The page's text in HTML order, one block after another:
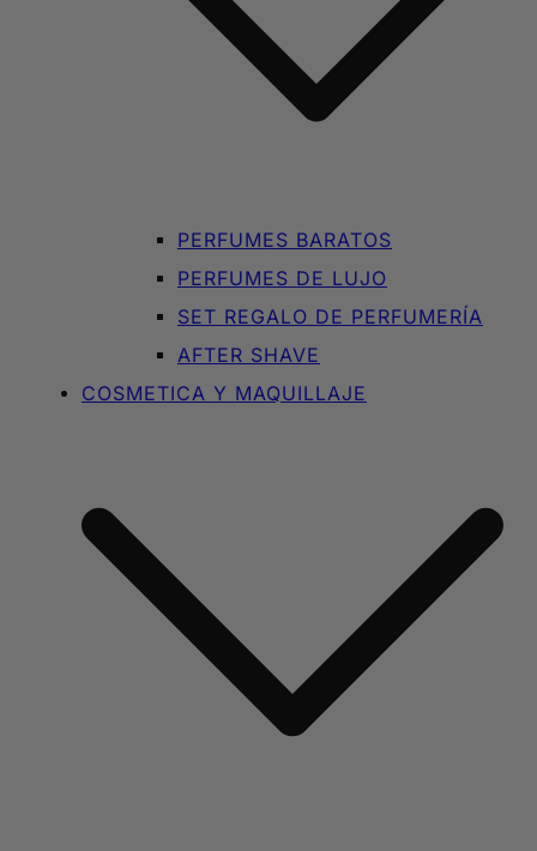
PERFUMES BARATOS
PERFUMES DE LUJO
SET REGALO DE PERFUMERÍA
AFTER SHAVE
COSMETICA Y MAQUILLAJE